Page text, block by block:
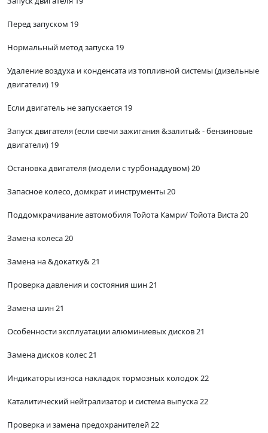
Перед запуском 19
Нормальный метод запуска 19
Удаление воздуха и конденсата из топливной системы (дизельные
двигатели) 19
Если двигатель не запускается 19
Запуск двигателя (если свечи зажигания &залиты& - бензиновые
двигатели) 19
Остановка двигателя (модели с турбонаддувом) 20
Запасное колесо, домкрат и инструменты 20
Поддомкрачивание автомобиля Тойота Камри/ Тойота Виста 20
Замена колеса 20
Замена на &докатку& 21
Проверка давления и состояния шин 21
Замена шин 21
Особенности эксплуатации алюминиевых дисков 21
Замена дисков колес 21
Индикаторы износа накладок тормозных колодок 22
Каталитический нейтрализатор и система выпуска 22
Проверка и замена предохранителей 22